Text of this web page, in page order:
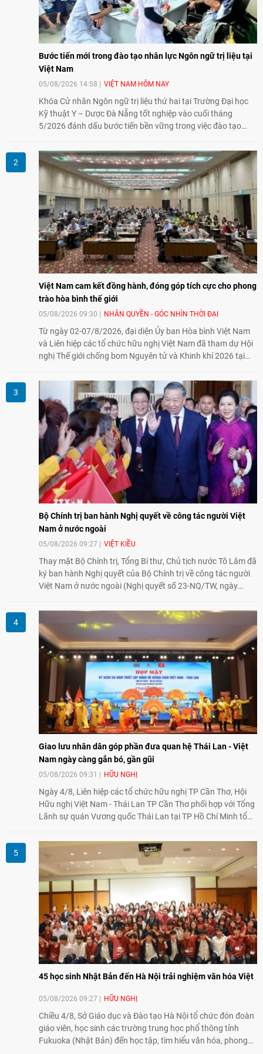
Bước tiến mới trong đào tạo nhân lực Ngôn ngữ trị liệu tại
Việt Nam
05/08/2026 14:58 VIỆT NAM HÔM NAY
Khóa Cử nhân Ngôn ngữ trị liệu thứ hai tại Trường Đại học
Kỹ thuật Y – Dược Đà Nẵng tốt nghiệp vào cuối tháng
5/2026 đánh dấu bước tiến bền vững trong việc đào tạo
tại Việt Nam.
Việt Nam cam kết đồng hành, đóng góp tích cực cho phong
trào hòa bình thế giới
05/08/2026 09:30 NHÂN QUYỀN - GÓC NHÌN THỜI ĐẠI
Từ ngày 02-07/8/2026, đại diện Ủy ban Hòa bình Việt Nam
và Liên hiệp các tổ chức hữu nghị Việt Nam đã tham dự Hội
nghị Thế giới chống bom Nguyên tử và Khinh khí 2026 tại
đồng hành cùng với phong trào hoà bình của nhân dân
Nhật Bản và thế giới ủng hộ giải trừ vũ khí hạt nhân của Việt
Nam.
Bộ Chính trị ban hành Nghị quyết về công tác người Việt
Nam ở nước ngoài
05/08/2026 09:27 VIỆT KIỀU
Thay mặt Bộ Chính trị, Tổng Bí thư, Chủ tịch nước Tô Lâm đã
ký ban hành Nghị quyết của Bộ Chính trị về công tác người
Việt Nam ở nước ngoài (Nghị quyết số 23-NQ/TW, ngày
Giao lưu nhân dân góp phần đưa quan hệ Thái Lan - Việt
Nam ngày càng gắn bó, gần gũi
05/08/2026 09:31 HỮU NGHỊ
Ngày 4/8, Liên hiệp các tổ chức hữu nghị TP Cần Thơ, Hội
Hữu nghị Việt Nam - Thái Lan TP Cần Thơ phối hợp với Tổng
Lãnh sự quán Vương quốc Thái Lan tại TP Hồ Chí Minh tổ
Việt Nam - Thái Lan (1976-2026). Tại đây, nhấn mạnh vai trò
của giao lưu nhân dân, Tổng Lãnh sự Thái Lan cho biết các
hoạt động trao đổi về văn hóa, giáo dục, du lịch, ẩm thực,
nghệ thuật và giao lưu thanh niên đã góp phần đưa quan hệ
Thái Lan - Việt Nam ngày càng gắn bó, gần gũi.
45 học sinh Nhật Bản đến Hà Nội trải nghiệm văn hóa Việt
05/08/2026 09:27 HỮU NGHỊ
Chiều 4/8, Sở Giáo dục và Đào tạo Hà Nội tổ chức đón đoàn
giáo viên, học sinh các trường trung học phổ thông tỉnh
Fukuoka (Nhật Bản) đến học tập, tìm hiểu văn hóa, phong